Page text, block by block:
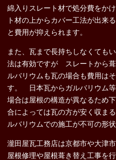
綿入りスレート材で処分費をか
ト材の上からカバー工法が出来
と費用が抑えられます。
また、瓦まで長持ちしなくても
法は有効ですが スレートから
ルバリウムも瓦の場合も費用は
す。 日本瓦からガルバリウム
場合は屋根の構造が異なるため
合によっては瓦の方が安く収ま
ルバリウムでの施工が不可の形状
瀧田屋瓦工務店は京都市や大津
屋根修理や屋根葺き替え工事を行